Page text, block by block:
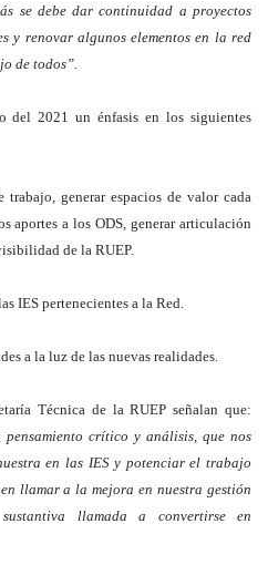
se debe dar continuidad a proyectos
y renovar algunos elementos en la red
de todos”.
del 2021 un énfasis en los siguientes
trabajo, generar espacios de valor cada
aportes a los ODS, generar articulación
de la RUEP.
IES pertenecientes a la Red.
a la luz de las nuevas realidades.
Técnica de la RUEP señalan que:
pensamiento crítico y análisis, que nos
en las IES y potenciar el trabajo
llamar a la mejora en nuestra gestión
llamada a convertirse en